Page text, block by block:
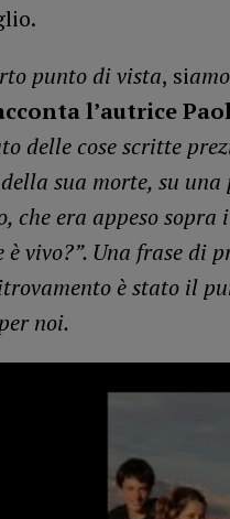
punto di vista, si
l’autrice
delle cose scritte
sua morte, su
che era appeso
è vivo?”. Una frase di
è stato il
noi.